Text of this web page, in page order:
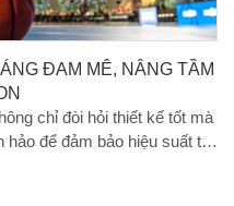
ĐAM MÊ, NÂNG TẦM
chỉ đòi hỏi thiết kế tốt mà
để đảm bảo hiệu suất thi
đèn chiếu sáng sân